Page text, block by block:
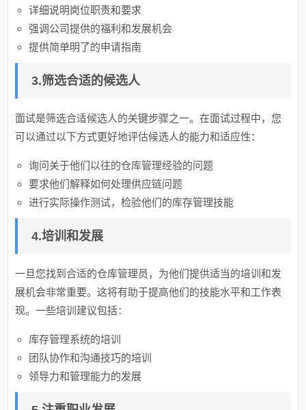
详细说明岗位职责和要求
强调公司提供的福利和发展机会
提供简单明了的申请指南
3.筛选合适的候选人
面试是筛选合适候选人的关键步骤之一。在面试过程中，您
可以通过以下方式更好地评估候选人的能力和适应性：
询问关于他们以往的仓库管理经验的问题
要求他们解释如何处理供应链问题
进行实际操作测试，检验他们的库存管理技能
4.培训和发展
一旦您找到合适的仓库管理员，为他们提供适当的培训和发
展机会非常重要。这将有助于提高他们的技能水平和工作表
现。一些培训建议包括：
库存管理系统的培训
团队协作和沟通技巧的培训
领导力和管理能力的发展